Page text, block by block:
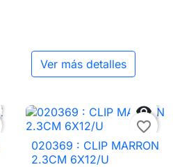
Ver más detalles

favorite_border
020369 : CLIP MARRON
2.3CM 6X12/U